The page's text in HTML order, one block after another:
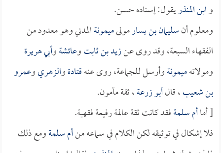
وابن المنذريقول: إسناده حسن.
ومعلوم أنسليمان بن يسارمولىميمونةالمدني وهو معدود من
الفقهاء السبعة، وقد روى عنزيد بن ثابتوعائشةوأبي هريرة
ومولاتهميمونةوأرسل للجماعة، روى عنهقتادةوالزهريوعمرو
بن شعيب، قالأبو زرعة، ثقة مأمون.
[ أماأم سلمةفقد كانت ثقة عالمة رفيعة فقهية.
فلا إشكال في توثيقه لكن الكلام في سماعه منأم سلمةومع ذلك